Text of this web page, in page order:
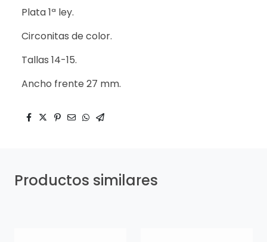
Plata 1ª ley.
Circonitas de color.
Tallas 14-15.
Ancho frente 27 mm.
Productos similares